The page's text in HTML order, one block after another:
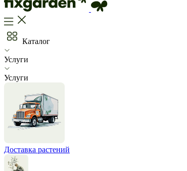
Каталог
Услуги
Услуги
Доставка растений